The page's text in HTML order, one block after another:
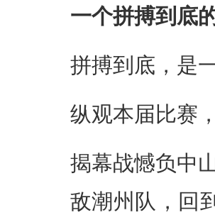
一个拼搏到底
拼搏到底，是
纵观本届比赛
揭幕战憾负中
敌潮州队，回